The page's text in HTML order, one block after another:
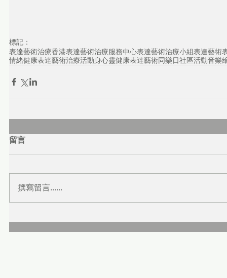
標記：
表達藝術治療香港表達藝術治療服務中心表達藝術治療小組表達藝術
情緒健康表達藝術治療活動身心靈健康表達藝術同樂日社區活動音樂
留言
撰寫留言......